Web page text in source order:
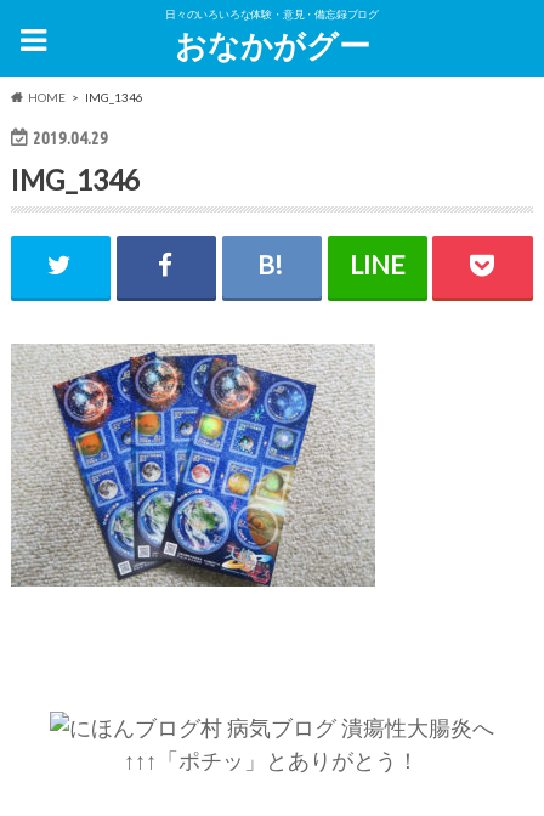
日々のいろいろな体験・意見・備忘録ブログ
おなかがグー
HOME IMG_1346
2019.04.29
IMG_1346
↑↑↑「ポチッ」とありがとう！